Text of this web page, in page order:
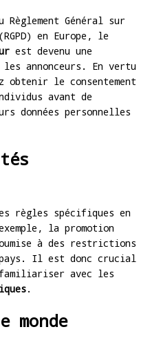
Général sur
en Europe, le
est devenu une
les annonceurs. En vertu
obtenir le consentement
avant de
données personnelles
règles spécifiques en
la promotion
à des restrictions
pays. Il est donc crucial
familiariser avec les
.
monde